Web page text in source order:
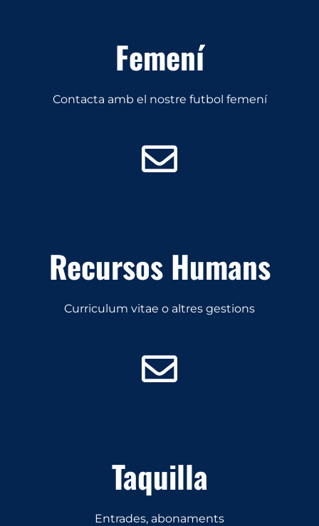
Femení
Contacta amb el nostre futbol femení
Recursos Humans
Curriculum vitae o altres gestions
Taquilla
Entrades, abonaments